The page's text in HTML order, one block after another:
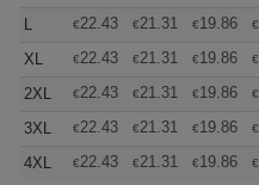
L
€22.43 €21.31 €19.86 €
XL
€22.43 €21.31 €19.86 €
2XL
€22.43 €21.31 €19.86 €
3XL
€22.43 €21.31 €19.86 €
4XL
€22.43 €21.31 €19.86 €